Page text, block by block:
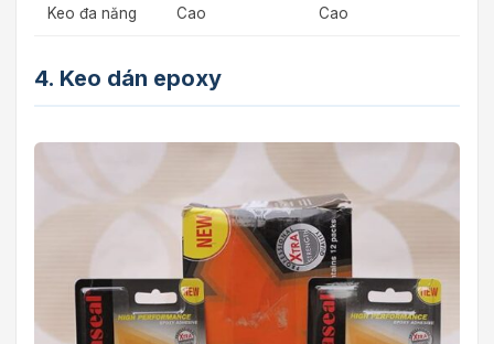
Keo đa năng Cao Cao
4. Keo dán epoxy